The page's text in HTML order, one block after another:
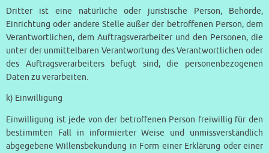
Dritter ist eine natürliche oder juristische Person, Behörde,
Einrichtung oder andere Stelle außer der betroffenen Person, dem
Verantwortlichen, dem Auftragsverarbeiter und den Personen, die
unter der unmittelbaren Verantwortung des Verantwortlichen oder
des Auftragsverarbeiters befugt sind, die personenbezogenen
Daten zu verarbeiten.
k) Einwilligung
Einwilligung ist jede von der betroffenen Person freiwillig für den
bestimmten Fall in informierter Weise und unmissverständlich
abgegebene Willensbekundung in Form einer Erklärung oder einer